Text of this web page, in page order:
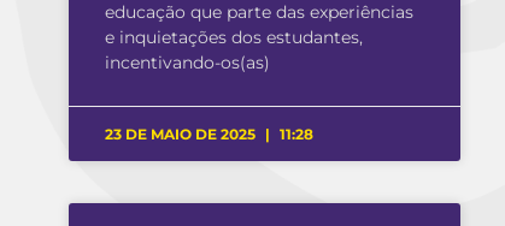
educação que parte das experiências
e inquietações dos estudantes,
incentivando-os(as)
23 DE MAIO DE 2025 11:28